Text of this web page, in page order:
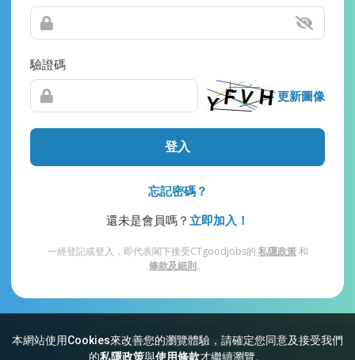
本網站使用Cookies來改善您的瀏覽體驗，請確定您同意及接受我們
的私隱政策與使用條款才繼續瀏覽。
驗證碼
更新圖像
登入
忘記密碼？
還未是會員嗎？ 立即加入！
一經登記或登入，即代表閣下接受CTgoodjobs的 私隱政策和
條款及細則。
網站索引 常見問題 私隱 條款及細則